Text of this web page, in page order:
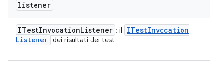
listener
ITestInvocationListener : il ITestInvocation
Listener dei risultati dei test